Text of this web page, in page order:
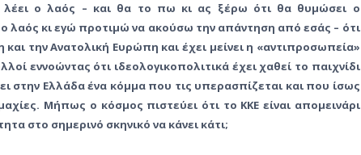
ο λαός – και θα το πω κι ας ξέρω ότι θα θυμώσει ο
λαός κι εγώ προτιμώ να ακούσω την απάντηση από εσάς – ότι
την Ανατολική Ευρώπη και έχει μείνει η «αντιπροσωπεία»
εννοώντας ότι ιδεολογικοπολιτικά έχει χαθεί το παιχνίδι
στην Ελλάδα ένα κόμμα που τις υπερασπίζεται και που ίσως
Μήπως ο κόσμος πιστεύει ότι το ΚΚΕ είναι απομεινάρι
στο σημερινό σκηνικό να κάνει κάτι;